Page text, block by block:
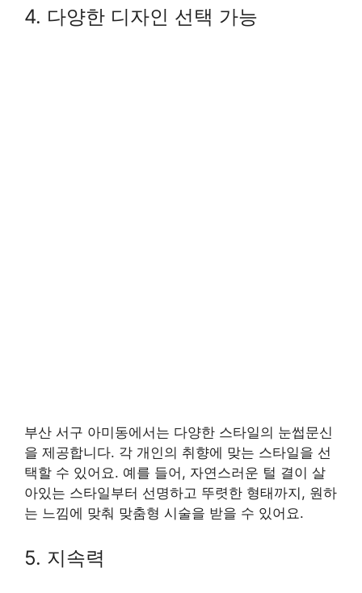
4. 다양한 디자인 선택 가능
부산 서구 아미동에서는 다양한 스타일의 눈썹문신
을 제공합니다. 각 개인의 취향에 맞는 스타일을 선
택할 수 있어요. 예를 들어, 자연스러운 털 결이 살
아있는 스타일부터 선명하고 뚜렷한 형태까지, 원하
는 느낌에 맞춰 맞춤형 시술을 받을 수 있어요.
5. 지속력